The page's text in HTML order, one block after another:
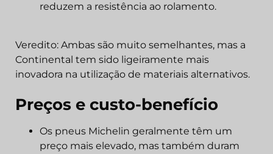
reduzem a resistência ao rolamento.
Veredito: Ambas são muito semelhantes, mas a
Continental tem sido ligeiramente mais
inovadora na utilização de materiais alternativos.
Preços e custo-benefício
Os pneus Michelin geralmente têm um
preço mais elevado, mas também duram